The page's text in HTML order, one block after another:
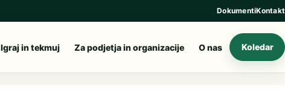
DokumentiKontakt
Igraj in tekmuj Za podjetja in organizacije O nas Koledar